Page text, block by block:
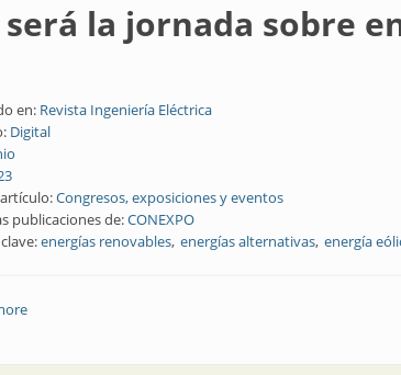
la jornada sobre
en: Revista Ingeniería Eléctrica
Digital
Congresos, exposiciones y eventos
publicaciones de:CONEXPO
energías renovables energías alternativas energía
about Así será la jornada sobre energías renovables en